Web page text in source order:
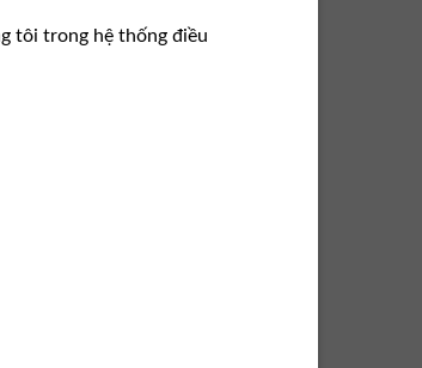
tôi trong hệ thống điều